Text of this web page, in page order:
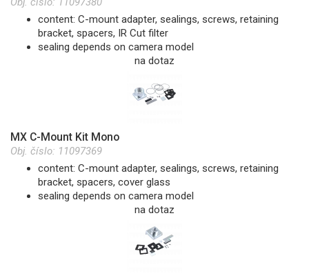
content: C-mount adapter, sealings, screws, retaining
bracket, spacers, IR Cut filter
sealing depends on camera model
na dotaz
MX C-Mount Kit Mono
Obj. číslo: 11097369
content: C-mount adapter, sealings, screws, retaining
bracket, spacers, cover glass
sealing depends on camera model
na dotaz